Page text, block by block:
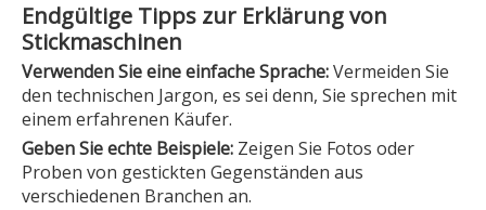
Endgültige Tipps zur Erklärung von
Stickmaschinen
Verwenden Sie eine einfache Sprache:Vermeiden Sie
den technischen Jargon, es sei denn, Sie sprechen mit
einem erfahrenen Käufer.
Geben Sie echte Beispiele: Zeigen Sie Fotos oder
Proben von gestickten Gegenständen aus
verschiedenen Branchen an.